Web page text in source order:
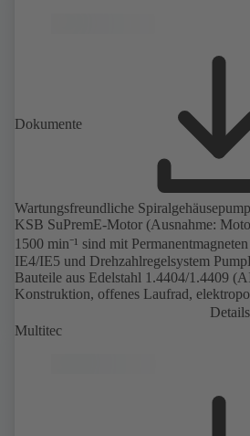
Dokumente
Wartungsfreundliche
KSB SuPremE-Motor (Ausnahme:
1500 min⁻¹ sind mit
IE4/IE5 und Drehzahlregelsystem
Bauteile aus Edelstahl 1.4404/1.4409
Konstruktion, offenes Laufrad,
hervorragendem Wirkungsgrad.
rückstandslose Reinigung (CIP/SIP-
Details
Multitec